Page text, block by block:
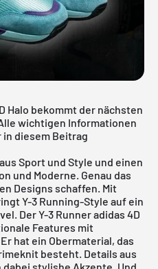
Halo bekommt der nächsten
wichtigen Informationen
diesem Beitrag
Sport und Style und einen
und Moderne. Genau das
Designs schaffen. Mit
Y-3 Running-Style auf ein
Der Y-3 Runner adidas 4D
Features mit
hat ein Obermaterial, das
besteht. Details aus